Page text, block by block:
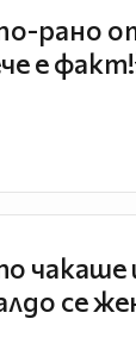
рано
е
чакаше
се